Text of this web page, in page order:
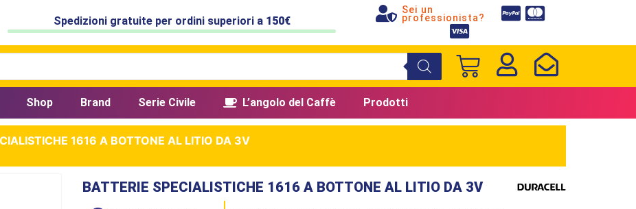
Spedizioni gratuite per ordini superiori a 150€
Sei un
professionista?
Shop Brand Serie Civile L’angolo del Caffè Prodotti
1616 A BOTTONE AL LITIO DA 3V
BATTERIE SPECIALISTICHE 1616 A BOTTONE AL LITIO DA 3V